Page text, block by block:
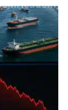
après